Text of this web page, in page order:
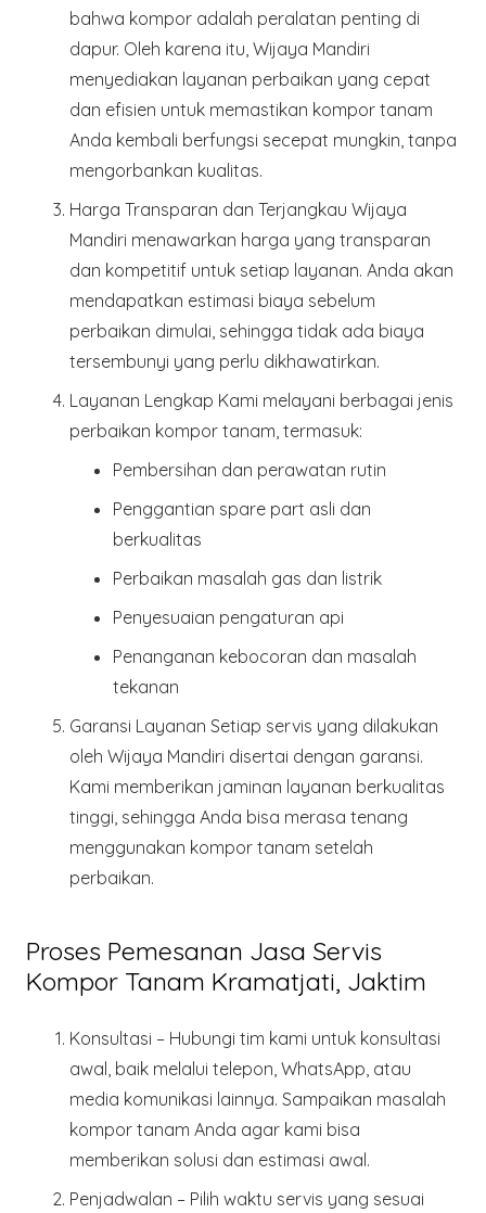
bahwa kompor adalah peralatan penting di
dapur. Oleh karena itu, Wijaya Mandiri
menyediakan layanan perbaikan yang cepat
dan efisien untuk memastikan kompor tanam
Anda kembali berfungsi secepat mungkin, tanpa
mengorbankan kualitas.
Harga Transparan dan Terjangkau Wijaya
Mandiri menawarkan harga yang transparan
dan kompetitif untuk setiap layanan. Anda akan
mendapatkan estimasi biaya sebelum
perbaikan dimulai, sehingga tidak ada biaya
tersembunyi yang perlu dikhawatirkan.
Layanan Lengkap Kami melayani berbagai jenis
perbaikan kompor tanam, termasuk:
Pembersihan dan perawatan rutin
Penggantian spare part asli dan
berkualitas
Perbaikan masalah gas dan listrik
Penyesuaian pengaturan api
Penanganan kebocoran dan masalah
tekanan
Garansi Layanan Setiap servis yang dilakukan
oleh Wijaya Mandiri disertai dengan garansi.
Kami memberikan jaminan layanan berkualitas
tinggi, sehingga Anda bisa merasa tenang
menggunakan kompor tanam setelah
perbaikan.
Proses Pemesanan Jasa Servis
Kompor Tanam Kramatjati, Jaktim
Konsultasi – Hubungi tim kami untuk konsultasi
awal, baik melalui telepon, WhatsApp, atau
media komunikasi lainnya. Sampaikan masalah
kompor tanam Anda agar kami bisa
memberikan solusi dan estimasi awal.
Penjadwalan – Pilih waktu servis yang sesuai